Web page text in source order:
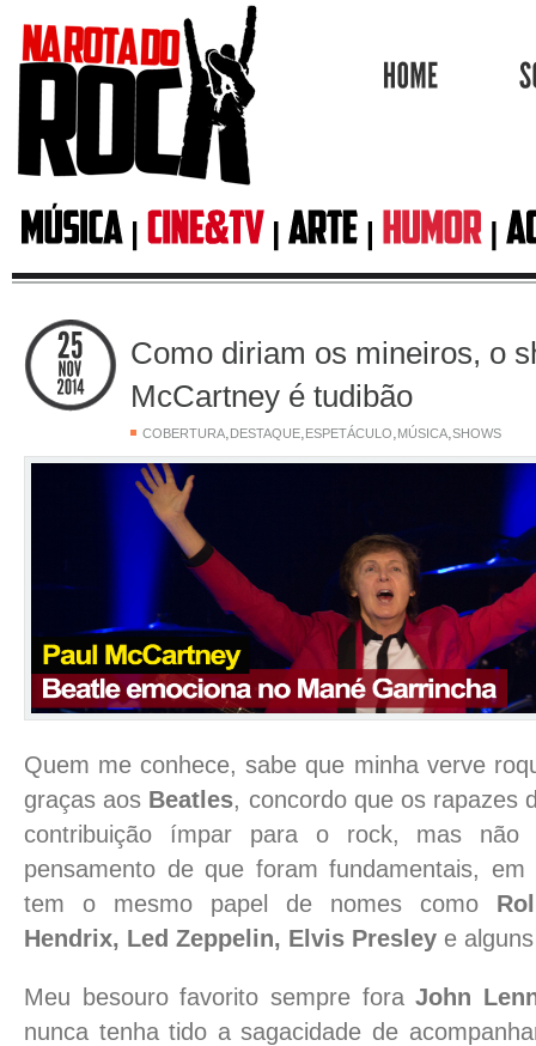
Como diriam os mineiros, o
McCartney é tudibão
COBERTURA,DESTAQUE,ESPETÁCULO,MÚSICA,SHOWS
Quem me conhece, sabe que minha verve
graças aos Beatles, concordo que os rapazes
contribuição ímpar para o rock, mas não
pensamento de que foram fundamentais, em
tem o mesmo papel de nomes como
Hendrix, Led Zeppelin, Elvis Presley e
Meu besouro favorito sempre foraJohn
nunca tenha tido a sagacidade de